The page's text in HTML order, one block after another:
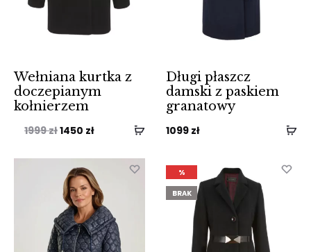
Wełniana kurtka z
doczepianym
kołnierzem
1999złPierwotna
wynosiła:
1999 zł.
1450 złAktualna
wynosi:
1450 zł.
Długi płaszcz
damski z paskiem
granatowy
1099 zł
%
BRAK